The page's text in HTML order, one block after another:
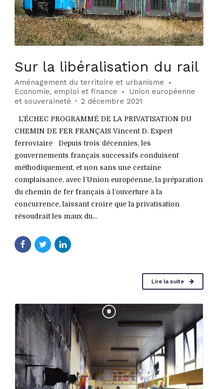
Sur la libéralisation du rail
Aménagement du territoire et urbanisme
Economie, emploi et finance
Union européenne
et souveraineté
2 décembre 2021
L’ÉCHEC PROGRAMMÉ DE LA PRIVATISATION DU
CHEMIN DE FER FRANÇAIS Vincent D. Expert
ferroviaire Depuis trois décennies, les
gouvernements français successifs conduisent
méthodiquement, et non sans une certaine
complaisance, avec l’Union européenne, la préparation
du chemin de fer français à l’ouverture à la
concurrence, laissant croire que la privatisation
résoudrait les maux du...
Lire la suite